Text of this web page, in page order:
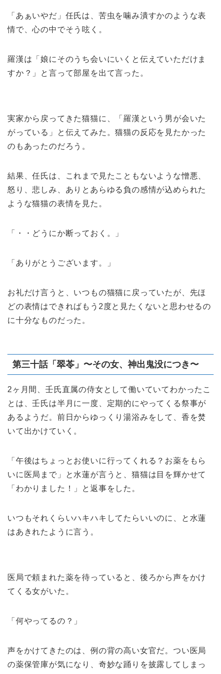
「あぁいやだ」任氏は、苦虫を噛み潰すかのような表
情で、心の中でそう呟く。
羅漢は「娘にそのうち会いにいくと伝えていただけま
すか？」と言って部屋を出て言った。
実家から戻ってきた猫猫に、「羅漢という男が会いた
がっている」と伝えてみた。猫猫の反応を見たかった
のもあったのだろう。
結果、任氏は、これまで見たこともないような憎悪、
怒り、悲しみ、ありとあらゆる負の感情が込められた
ような猫猫の表情を見た。
「・・どうにか断っておく。」
「ありがとうございます。」
お礼だけ言うと、いつもの猫猫に戻っていたが、先ほ
どの表情はできればもう2度と見たくないと思わせるの
に十分なものだった。
第三十話「翠苓」〜その女、神出鬼没につき〜
2ヶ月間、壬氏直属の侍女として働いていてわかったこ
とは、壬氏は半月に一度、定期的にやってくる祭事が
あるようだ。前日からゆっくり湯浴みをして、香を焚
いて出かけていく。
「午後はちょっとお使いに行ってくれる？お薬をもら
いに医局まで」と水蓮が言うと、猫猫は目を輝かせて
「わかりました！」と返事をした。
いつもそれくらいハキハキしてたらいいのに、と水蓮
はあきれたように言う。
医局で頼まれた薬を待っていると、後ろから声をかけ
てくる女がいた。
「何やってるの？」
声をかけてきたのは、例の背の高い女官だ。つい医局
の薬保管庫が気になり、奇妙な踊りを披露してしまっ